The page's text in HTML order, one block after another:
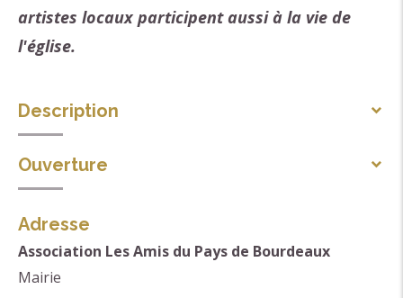
artistes locaux participent aussi à la vie de
l'église.
Description
L'association a pour but de sauvegarder les sites et
monuments du pays de Bourdeaux et le patrimoine
L'association permet aux visiteurs de revivre l'histoire
Ouverture
Adresse
Association Les Amis du Pays de Bourdeaux
Mairie